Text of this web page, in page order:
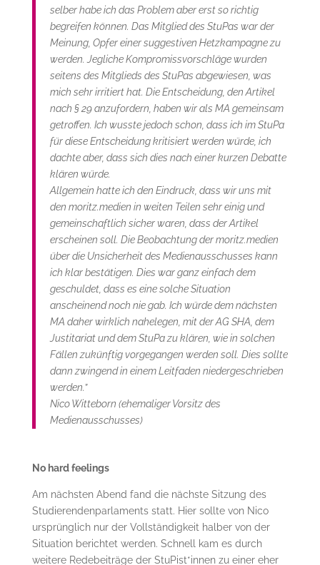
selber habe ich das Problem aber erst so richtig
begreifen können. Das Mitglied des StuPas war der
Meinung, Opfer einer suggestiven Hetzkampagne zu
werden. Jegliche Kompromissvorschläge wurden
seitens des Mitglieds des StuPas abgewiesen, was
mich sehr irritiert hat. Die Entscheidung, den Artikel
nach § 29 anzufordern, haben wir als MA gemeinsam
getroffen. Ich wusste jedoch schon, dass ich im StuPa
für diese Entscheidung kritisiert werden würde, ich
dachte aber, dass sich dies nach einer kurzen Debatte
klären würde.
Allgemein hatte ich den Eindruck, dass wir uns mit
den moritz.medien in weiten Teilen sehr einig und
gemeinschaftlich sicher waren, dass der Artikel
erscheinen soll. Die Beobachtung der moritz.medien
über die Unsicherheit des Medienausschusses kann
ich klar bestätigen. Dies war ganz einfach dem
geschuldet, dass es eine solche Situation
anscheinend noch nie gab. Ich würde dem nächsten
MA daher wirklich nahelegen, mit der AG SHA, dem
Justitariat und dem StuPa zu klären, wie in solchen
Fällen zukünftig vorgegangen werden soll. Dies sollte
dann zwingend in einem Leitfaden niedergeschrieben
werden.”
Nico Witteborn (ehemaliger Vorsitz des
Medienausschusses)
No hard feelings
Am nächsten Abend fand die nächste Sitzung des
Studierendenparlaments statt. Hier sollte von Nico
ursprünglich nur der Vollständigkeit halber von der
Situation berichtet werden. Schnell kam es durch
weitere Redebeiträge der StuPist*innen zu einer eher